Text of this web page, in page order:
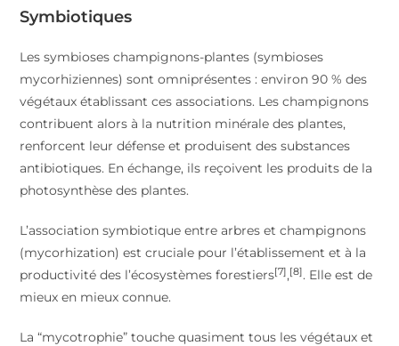
Symbiotiques
Les symbioses champignons-plantes (symbioses
mycorhiziennes) sont omniprésentes : environ 90 % des
végétaux établissant ces associations. Les champignons
contribuent alors à la nutrition minérale des plantes,
renforcent leur défense et produisent des substances
antibiotiques. En échange, ils reçoivent les produits de la
photosynthèse des plantes.
L’association symbiotique entre arbres et champignons
(mycorhization) est cruciale pour l’établissement et à la
productivité des l’écosystèmes forestiers[7],[8]. Elle est de
mieux en mieux connue.
La “mycotrophie” touche quasiment tous les végétaux et